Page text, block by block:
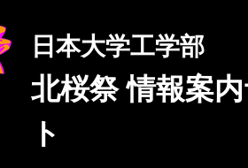
日本大学工学部
北桜祭情報案
ト